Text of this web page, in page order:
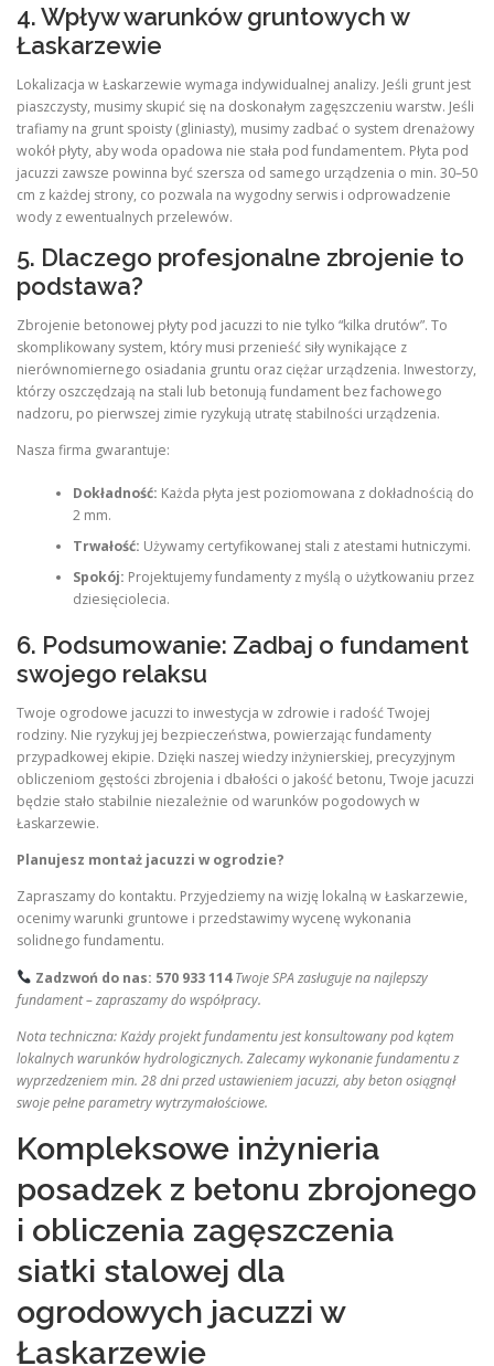
4. Wpływ warunków gruntowych w
Łaskarzewie
Lokalizacja w Łaskarzewie wymaga indywidualnej analizy. Jeśli grunt jest
piaszczysty, musimy skupić się na doskonałym zagęszczeniu warstw. Jeśli
trafiamy na grunt spoisty (gliniasty), musimy zadbać o system drenażowy
wokół płyty, aby woda opadowa nie stała pod fundamentem. Płyta pod
jacuzzi zawsze powinna być szersza od samego urządzenia o min. 30–50
cm z każdej strony, co pozwala na wygodny serwis i odprowadzenie
wody z ewentualnych przelewów.
5. Dlaczego profesjonalne zbrojenie to
podstawa?
Zbrojenie betonowej płyty pod jacuzzi to nie tylko “kilka drutów”. To
skomplikowany system, który musi przenieść siły wynikające z
nierównomiernego osiadania gruntu oraz ciężar urządzenia. Inwestorzy,
którzy oszczędzają na stali lub betonują fundament bez fachowego
nadzoru, po pierwszej zimie ryzykują utratę stabilności urządzenia.
Nasza firma gwarantuje:
Dokładność: Każda płyta jest poziomowana z dokładnością do
2 mm.
Trwałość: Używamy certyfikowanej stali z atestami hutniczymi.
Spokój: Projektujemy fundamenty z myślą o użytkowaniu przez
dziesięciolecia.
6. Podsumowanie: Zadbaj o fundament
swojego relaksu
Twoje ogrodowe jacuzzi to inwestycja w zdrowie i radość Twojej
rodziny. Nie ryzykuj jej bezpieczeństwa, powierzając fundamenty
przypadkowej ekipie. Dzięki naszej wiedzy inżynierskiej, precyzyjnym
obliczeniom gęstości zbrojenia i dbałości o jakość betonu, Twoje jacuzzi
będzie stało stabilnie niezależnie od warunków pogodowych w
Łaskarzewie.
Planujesz montaż jacuzzi w ogrodzie?
Zapraszamy do kontaktu. Przyjedziemy na wizję lokalną w Łaskarzewie,
ocenimy warunki gruntowe i przedstawimy wycenę wykonania
solidnego fundamentu.
Zadzwoń do nas: 570 933 114 Twoje SPA zasługuje na najlepszy
fundament – zapraszamy do współpracy.
Nota techniczna: Każdy projekt fundamentu jest konsultowany pod kątem
lokalnych warunków hydrologicznych. Zalecamy wykonanie fundamentu z
wyprzedzeniem min. 28 dni przed ustawieniem jacuzzi, aby beton osiągnął
swoje pełne parametry wytrzymałościowe.
Kompleksowe inżynieria
posadzek z betonu zbrojonego
i obliczenia zagęszczenia
siatki stalowej dla
ogrodowych jacuzzi w
Łaskarzewie